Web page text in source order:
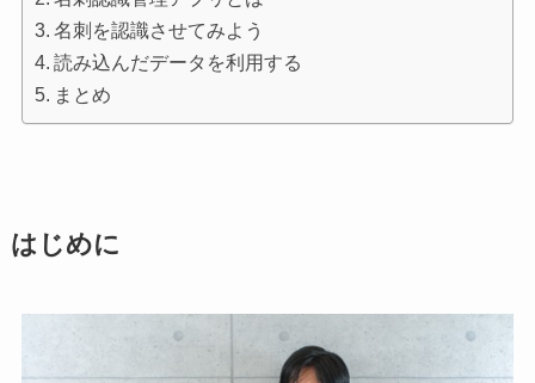
名刺を認識させてみよう
読み込んだデータを利用する
まとめ
はじめに